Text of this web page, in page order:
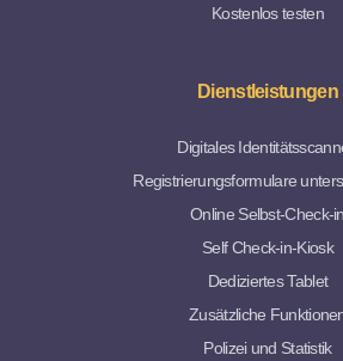
Kostenlos testen
Dienstleistungen
Digitales
Registrierungsformulare
Online Selbst-Check-in
Self Check-in-Kiosk
Dediziertes Tablet
Zusätzliche
Polizei und Statistik